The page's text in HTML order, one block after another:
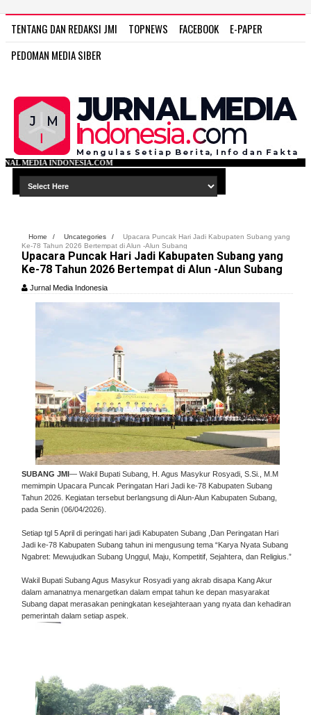
TENTANG DAN REDAKSI JMI TOPNEWS FACEBOOK
E-PAPER
PEDOMAN MEDIA SIBER
Home / Uncategories /
Upacara Puncak Hari Jadi Kabupaten Subang yang
Ke-78 Tahun 2026 Bertempat di Alun -Alun Subang
Upacara Puncak Hari Jadi Kabupaten Subang yang
Ke-78 Tahun 2026 Bertempat di Alun -Alun Subang
Jurnal Media Indonesia
SUBANG JMI— Wakil Bupati Subang, H. Agus Masykur Rosyadi, S.Si., M.M
memimpin Upacara Puncak Peringatan Hari Jadi ke-78 Kabupaten Subang
Tahun 2026. Kegiatan tersebut berlangsung di Alun-Alun Kabupaten Subang,
pada Senin (06/04/2026).
Setiap tgl 5 April di peringati hari jadi Kabupaten Subang ,Dan Peringatan Hari
Jadi ke-78 Kabupaten Subang tahun ini mengusung tema “Karya Nyata Subang
Ngabret: Mewujudkan Subang Unggul, Maju, Kompetitif, Sejahtera, dan Religius.”
Wakil Bupati Subang Agus Masykur Rosyadi yang akrab disapa Kang Akur
dalam amanatnya menargetkan dalam empat tahun ke depan masyarakat
Subang dapat merasakan peningkatan kesejahteraan yang nyata dan kehadiran
pemerintah dalam setiap aspek.